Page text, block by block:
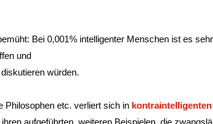
Bei 0,001% intelligenter Menschen ist es
und
würden.
Philosophen etc. verliert sich in kontraintelligenten
ihren aufgeführten, weiteren Beispielen, die